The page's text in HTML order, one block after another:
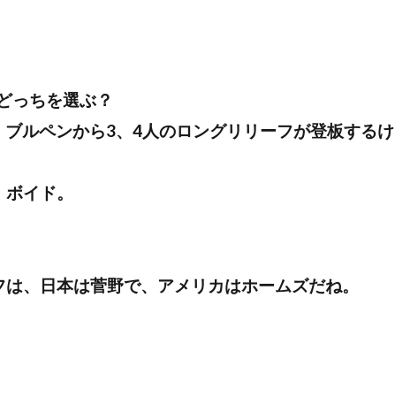
っちを選ぶ？
ルペンから3、4人のロングリリーフが登板するけ
イド。
、日本は菅野で、アメリカはホームズだね。